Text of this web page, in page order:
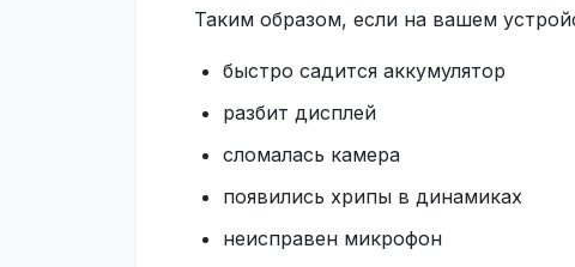
Таким образом, если на вашем
быстро садится аккумулятор
разбит дисплей
сломалась камера
появились хрипы в динамиках
неисправен микрофон